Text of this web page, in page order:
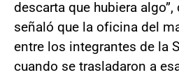
descarta que hubiera
señaló que la oficina del
entre los integrantes de la
cuando se trasladaron a